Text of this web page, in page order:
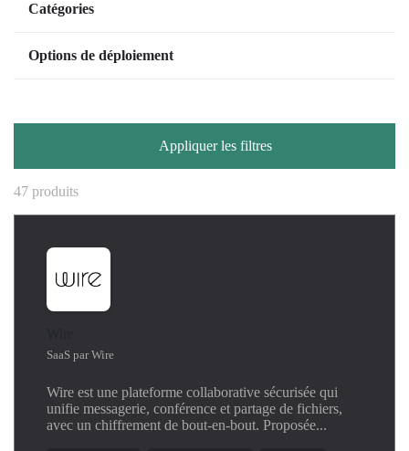
SaaS
Catégories
Analytics
Business Intelligence
Database
Governance
Kubernetes
Linux
Options de déploiement
Appliquer les filtres
47 produits
SaaS par Wire
Wire est une plateforme collaborative sécurisée qui
unifie messagerie, conférence et partage de fichiers,
avec un chiffrement de bout-en-bout. Proposée...